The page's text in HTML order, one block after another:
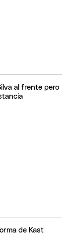
al frente pero
de Kast